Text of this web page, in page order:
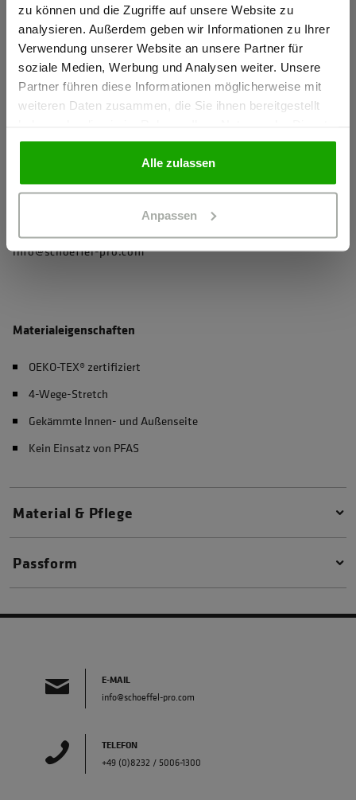
zu können und die Zugriffe auf unsere Website zu
analysieren. Außerdem geben wir Informationen zu Ihrer
Verwendung unserer Website an unsere Partner für
soziale Medien, Werbung und Analysen weiter. Unsere
Partner führen diese Informationen möglicherweise mit
weiteren Daten zusammen, die Sie ihnen bereitgestellt
gesammelt haben.
Alle zulassen
Anpassen
mehr Komfort
Reißverschlüsse mit Zipperpuller für einfaches Öffnen und
Schließen
2 Seitentaschen mit Reißverschluss
Herstellerangaben
Schöffel PRO GmbH, Albert-Einstein-Strasse 1, 86830
info@schoeffel-pro.com
Materialeigenschaften
OEKO-TEX® zertifiziert
4-Wege-Stretch
Gekämmte Innen- und Außenseite
Kein Einsatz von PFAS
Material & Pflege
Passform
E-MAIL
info@schoeffel-pro.com
TELEFON
+49 (0)8232 / 5006-1300
Ich bestätige, dass ich Gewerbetreibender bin. Alle
Preise werden netto ausgewiesen.